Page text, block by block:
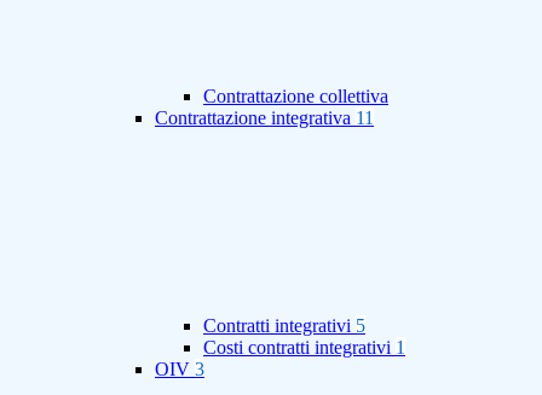
Contrattazione collettiva
Contrattazione integrativa 11
Contratti integrativi 5
Costi contratti integrativi 1
OIV 3